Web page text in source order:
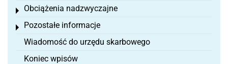
Obciążenia nadzwyczajne
Toggle menu
Pozostałe informacje
Toggle menu
Wiadomość do urzędu skarbowego
Koniec wpisów